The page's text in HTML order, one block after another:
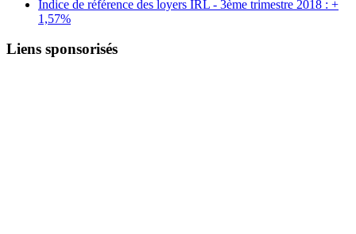
Indice de référence des loyers IRL - 3ème trimestre 2018 : +
1,57%
Liens sponsorisés